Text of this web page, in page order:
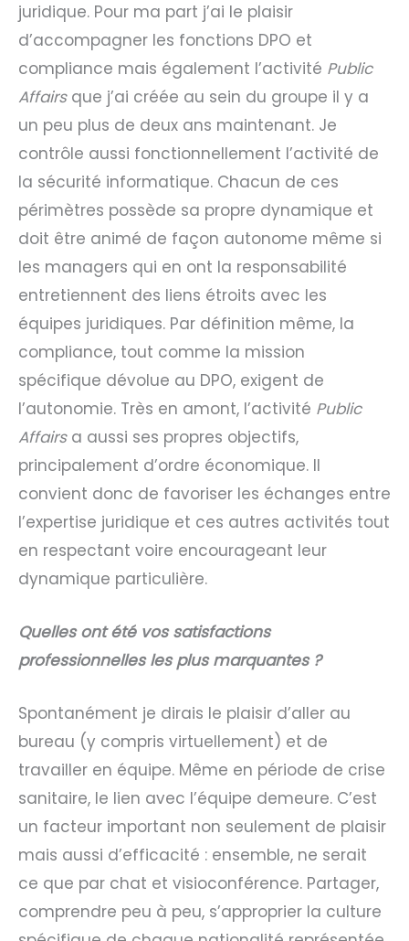
juridique. Pour ma part j’ai le plaisir
d’accompagner les fonctions DPO et
compliance mais également l’activité Public
Affairsque j’ai créée au sein du groupe il y a
un peu plus de deux ans maintenant. Je
contrôle aussi fonctionnellement l’activité de
la sécurité informatique. Chacun de ces
périmètres possède sa propre dynamique et
doit être animé de façon autonome même si
les managers qui en ont la responsabilité
entretiennent des liens étroits avec les
équipes juridiques. Par définition même, la
compliance, tout comme la mission
spécifique dévolue au DPO, exigent de
l’autonomie. Très en amont, l’activité Public
Affairsa aussi ses propres objectifs,
principalement d’ordre économique. Il
convient donc de favoriser les échanges entre
l’expertise juridique et ces autres activités tout
en respectant voire encourageant leur
dynamique particulière.
Quelles ont été vos satisfactions
professionnelles les plus marquantes ?
Spontanément je dirais le plaisir d’aller au
bureau (y compris virtuellement) et de
travailler en équipe. Même en période de crise
sanitaire, le lien avec l’équipe demeure. C’est
un facteur important non seulement de plaisir
mais aussi d’efficacité : ensemble, ne serait
ce que par chat et visioconférence. Partager,
comprendre peu à peu, s’approprier la culture